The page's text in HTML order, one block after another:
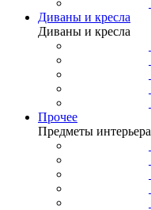
Диваны и кресла
Диваны и кресла
Прочее
Предметы интерьера